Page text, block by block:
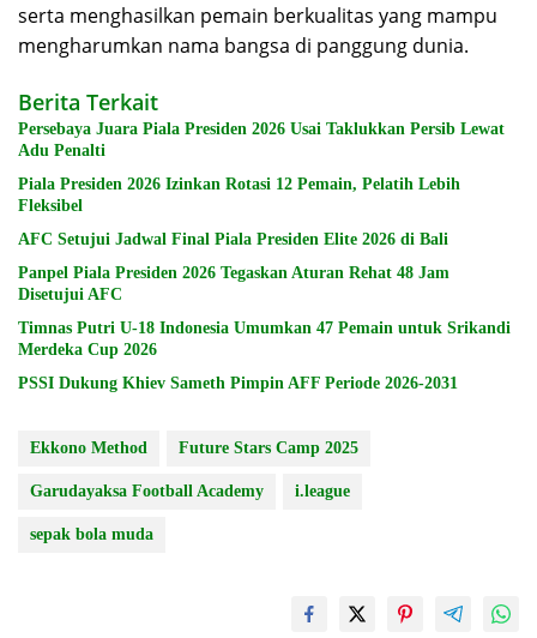
serta menghasilkan pemain berkualitas yang mampu
mengharumkan nama bangsa di panggung dunia.
Berita Terkait
Persebaya Juara Piala Presiden 2026 Usai Taklukkan Persib Lewat
Adu Penalti
Piala Presiden 2026 Izinkan Rotasi 12 Pemain, Pelatih Lebih
Fleksibel
AFC Setujui Jadwal Final Piala Presiden Elite 2026 di Bali
Panpel Piala Presiden 2026 Tegaskan Aturan Rehat 48 Jam
Disetujui AFC
Timnas Putri U-18 Indonesia Umumkan 47 Pemain untuk Srikandi
Merdeka Cup 2026
PSSI Dukung Khiev Sameth Pimpin AFF Periode 2026-2031
Ekkono Method Future Stars Camp 2025
Garudayaksa Football Academy i.league
sepak bola muda